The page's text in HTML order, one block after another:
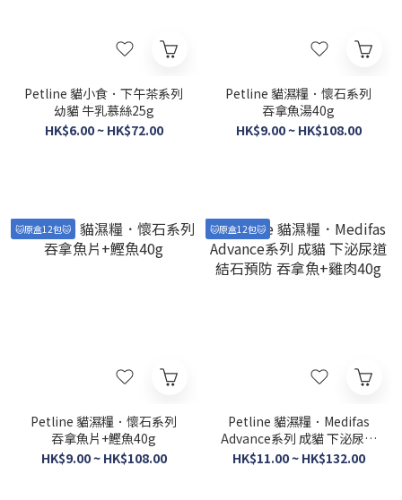
Petline 貓小食．下午茶系列
幼貓 牛乳慕絲25g
HK$6.00 ~ HK$72.00
Petline 貓濕糧．懷石系列
吞拿魚湯40g
HK$9.00 ~ HK$108.00
🐱原盒12包🐱
Petline 貓濕糧．懷石系列
吞拿魚片+鰹魚40g
HK$9.00 ~ HK$108.00
🐱原盒12包🐱
Petline 貓濕糧．Medifas
Advance系列 成貓 下泌尿道
結石預防 吞拿魚+雞肉40g
HK$11.00 ~ HK$132.00